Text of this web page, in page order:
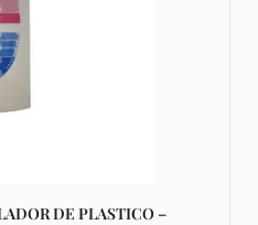
DE PLASTICO –